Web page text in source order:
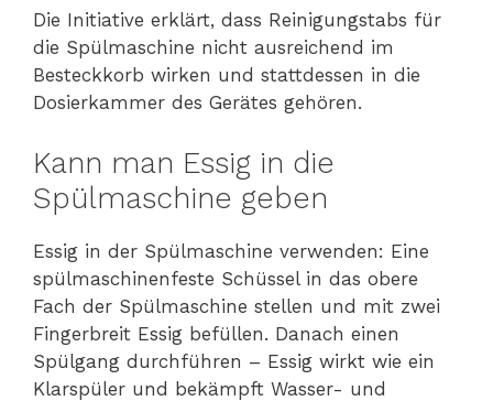
Die Initiative erklärt, dass Reinigungstabs für
die Spülmaschine nicht ausreichend im
Besteckkorb wirken und stattdessen in die
Dosierkammer des Gerätes gehören.
Kann man Essig in die
Spülmaschine geben
Essig in der Spülmaschine verwenden: Eine
spülmaschinenfeste Schüssel in das obere
Fach der Spülmaschine stellen und mit zwei
Fingerbreit Essig befüllen. Danach einen
Spülgang durchführen – Essig wirkt wie ein
Klarspüler und bekämpft Wasser- und